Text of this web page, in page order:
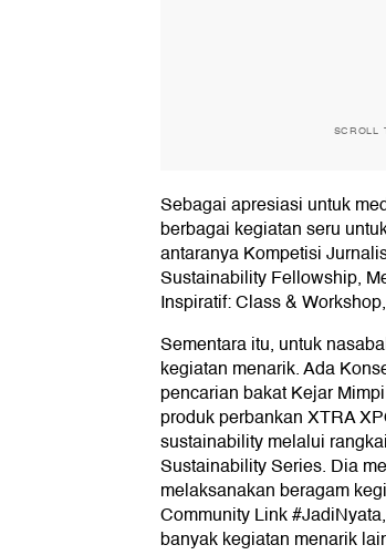
SCROLL
Sebagai apresiasi untuk
berbagai kegiatan seru
antaranya Kompetisi
Sustainability Fellowship,
Inspiratif: Class &
Sementara itu, untuk
kegiatan menarik. Ada
pencarian bakat Kejar
produk perbankan XTRA
sustainability melalui
Sustainability Series. Dia
melaksanakan beragam
Community Link
banyak kegiatan menarik